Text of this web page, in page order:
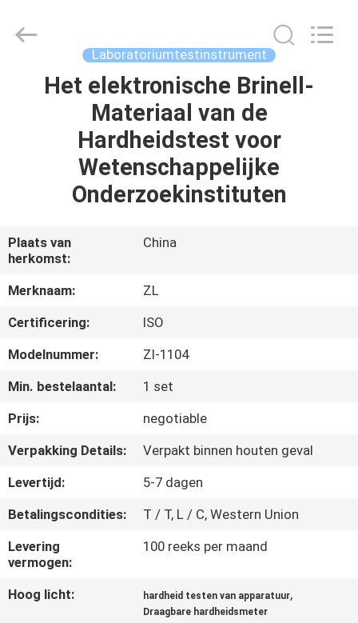
HUIS
PRODUCTEN
VIDEOS
ONGEVEER
ONS
FABRIEKSREIS
KWALITEITSCONTROLE
CONTACTEER
ONS
NIEUWS
VERZOEK
OM EEN
CITAAT
Technology
Laboratoriumtestinstrument
Het elektronische Brinell-
Materiaal van de
Hardheidstest voor
Wetenschappelijke
Onderzoekinstituten
Plaats van
herkomst:
China
Merknaam:
ZL
Certificering:
ISO
Modelnummer:
Zl-1104
Min. bestelaantal:
1 set
Prijs:
negotiable
Verpakking Details:
Verpakt binnen houten geval
Levertijd:
5-7 dagen
Betalingscondities:
T / T, L / C, Western Union
Levering
vermogen:
100 reeks per maand
Hoog licht: hardheid testen van apparatuur,
Draagbare hardheidsmeter